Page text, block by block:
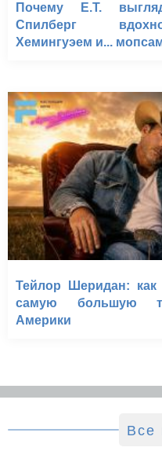
Почему E.T.
Спилберг
Хемингуэем и...
Тейлор Шеридан: как
самую большую
Америки
Все